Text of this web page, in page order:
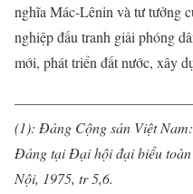
nghĩa Mác-Lênin và tư tưởng
nghiệp đấu tranh giải phóng
mới, phát triển đất nước, xây
(1): Đảng Cộng sản Việt
Đảng tại Đại hội đại biểu
Nội, 1975, tr 5,6.